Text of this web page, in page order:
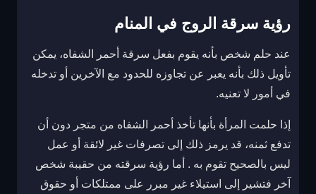
رؤية سرقة الروج في المنام
عند حلم شخص بأنه يقوم بفعل سرقة أحمر الشفاه، يمكن
تأويل ذلك بأنه يعبر عن تجاوزه للحدود مع الآخرين أو تدخله
في أمور لا تعنيه.
إذا حلمت المرأة بأنها تأخذ أحمر الشفاه من متجر دون أن
تدفع ثمنه، قد يرمز ذلك إلى تصرفات غير لائقة أو عمل
ليس بالصحيح تقوم به . أما رؤية سرقته من حقيبة شخص
آخر فتشير إلى استيلاء غير مبرر على ممتلكات أو حقوق